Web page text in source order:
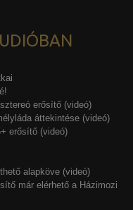
erősítő (videó)
áttekintése (videó)
erősítő (videó)
alapköve (videó)
már elérhető a Házimozi